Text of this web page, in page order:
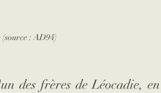
: AD94)
des frères de Léocadie, en